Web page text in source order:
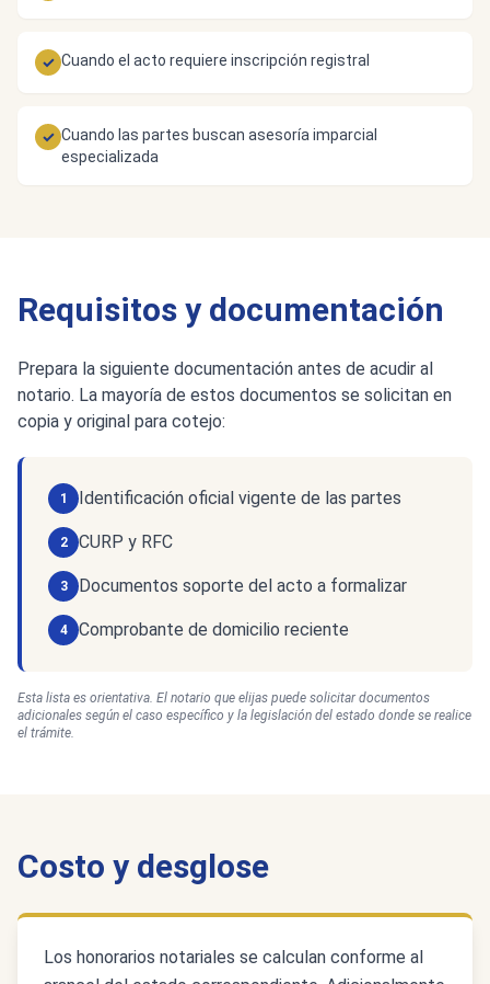
✓ Cuando el acto requiere inscripción registral
✓ Cuando las partes buscan asesoría imparcial
especializada
Requisitos y documentación
Prepara la siguiente documentación antes de acudir al
notario. La mayoría de estos documentos se solicitan en
copia y original para cotejo:
1 Identificación oficial vigente de las partes
2 CURP y RFC
3 Documentos soporte del acto a formalizar
4 Comprobante de domicilio reciente
Esta lista es orientativa. El notario que elijas puede solicitar documentos
adicionales según el caso específico y la legislación del estado donde se realice
el trámite.
Costo y desglose
Los honorarios notariales se calculan conforme al